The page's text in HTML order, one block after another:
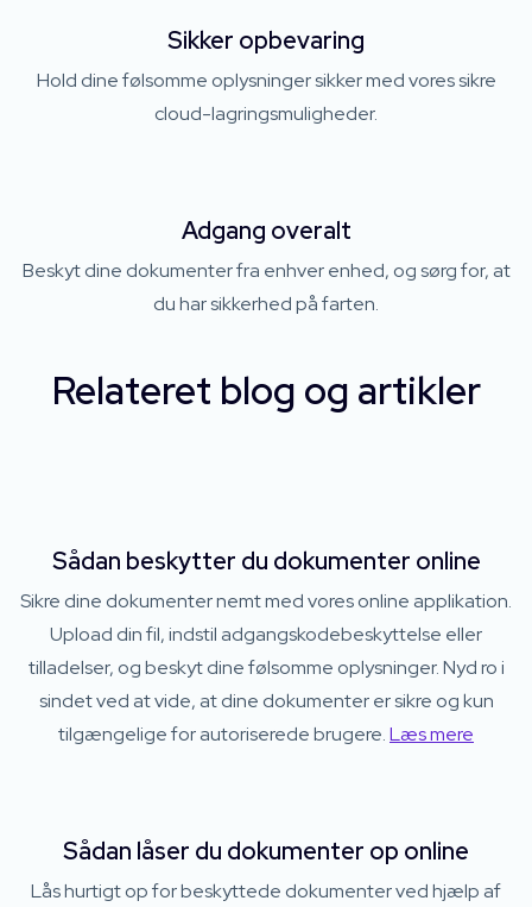
Sikker opbevaring
Hold dine følsomme oplysninger sikker med vores sikre
cloud-lagringsmuligheder.
Adgang overalt
Beskyt dine dokumenter fra enhver enhed, og sørg for, at
du har sikkerhed på farten.
Relateret blog og artikler
Sådan beskytter du dokumenter online
Sikre dine dokumenter nemt med vores online applikation.
Upload din fil, indstil adgangskodebeskyttelse eller
tilladelser, og beskyt dine følsomme oplysninger. Nyd ro i
sindet ved at vide, at dine dokumenter er sikre og kun
tilgængelige for autoriserede brugere.Læs mere
Sådan låser du dokumenter op online
Lås hurtigt op for beskyttede dokumenter ved hjælp af